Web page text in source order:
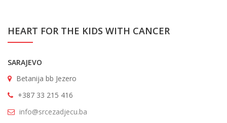
HEART FOR THE KIDS WITH CANCER
SARAJEVO
Betanija bb Jezero
+387 33 215 416
info@srcezadjecu.ba